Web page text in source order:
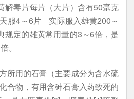
解毒片每片（大片）含有50毫克
服4～6片，实际服入雄黄200～
规定的雄黄常用量的3～6倍，是
。
所用的石膏（主要成分为含水硫
合物，有用含砷石膏入药致死的